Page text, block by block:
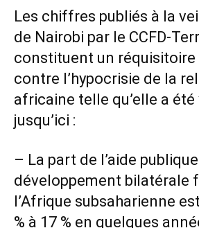
Les chiffres publiés à la
de Nairobi par le CCFD-
constituent un réquisitoire
contre l’hypocrisie de la
africaine telle qu’elle a été
jusqu’ici :
– La part de l’aide
développement bilatérale
l’Afrique subsaharienne
% à 17 % en quelques